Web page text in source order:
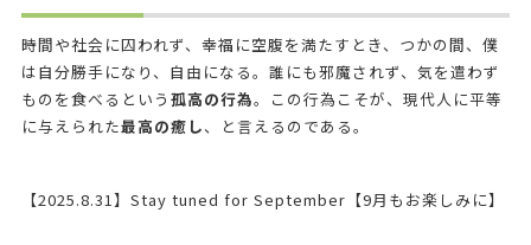
時間や社会に囚われず、幸福に空腹を満たすとき、つかの間、僕
は自分勝手になり、自由になる。誰にも邪魔されず、気を遣わず
ものを食べるという 孤高の行為。この行為こそが、現代人に平等
に与えられた最高の癒し、と言えるのである。
【2025.8.31】Stay tuned for September【9月もお楽しみに】